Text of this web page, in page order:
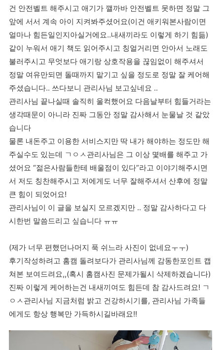
건 안전벨트 해주시고 애기가 깰까바 안전벨트 못하면 정말 그
앞에 서서 계속 아이 지켜봐주셨어요(이건 애키워본사람이면
얼마나 힘든일인지아실거에요..내새끼라도 이렇게 하기 힘듦)
같이 누워서 애기 책도 읽어주시고 칭얼거리면 안아서 노래도
불러주시고 무엇보다 애기랑 상호작용을 끊임없이 해주셔서
정말 여유만되면 돌때까지 맡기고 싶을 정도로 정말 잘 케어해
주셨습니다.. 쓰다보니 관리사님 보고싶네요 ..
관리사님 끝나실때 솔직히 울컥했어요 다음날부터 힘들거라는
생각때문이 아니라 진짜 그동안 정말 감사해서 눈물날 것 같았
습니다
물론 내돈주고 이용한 서비스지만 딱 내가 해야하는 정도만 해
주실수도 있는데 ㄱㅇㅅ관리사님은 그 이상 몇배를 해주고 가
셨어요 “젊은사람들한테 배울점이 있다”라고 이야기해주시면
서 저도 칭찬해주시고 저에게도 너무 잘해주셔서 산후에 정말
큰 힘이 되었어요!
관리사님이 이 글을 보실지 모르겠지만 .. 정말 감사하다고 다
시한번 말씀드리고 싶습니다 ㅠㅠ
(제가 너무 편했던나머지 푹 쉬느라 사진이 없네요ㅜㅜ)
후기작성하려고 홈캠 돌려보다가 관리사님께 감동한포인트 캡
쳐본 보여드려요,,(혹시 홈캠사진 문제가될시 삭제하겠습니다)
진짜 이렇게 케어하는건 내새끼여도 힘든데 참 감사드려요! ㄱ
ㅇㅅ관리사님 지금처럼 밝고 건강하시기를, 관리사님 가족들
에게도 항상 행복만 가득하시길바래요!!